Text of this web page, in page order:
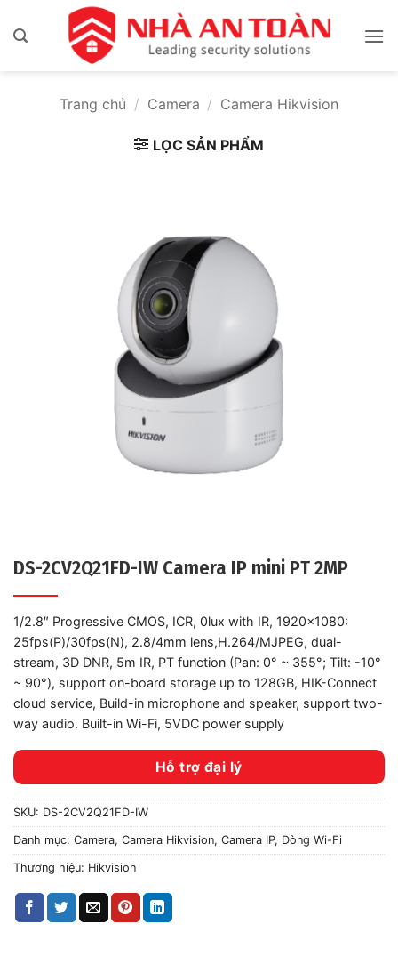
qua
Trang chủ / Camera / Camera Hikvision
LỌC SẢN PHẨM
DS-2CV2Q21FD-IW Camera IP mini PT 2MP
1/2.8″ Progressive CMOS, ICR, 0lux with IR, 1920×1080:
25fps(P)/30fps(N), 2.8/4mm lens,H.264/MJPEG, dual-
stream, 3D DNR, 5m IR, PT function (Pan: 0° ~ 355°; Tilt: -10°
~ 90°), support on-board storage up to 128GB, HIK-Connect
cloud service, Build-in microphone and speaker, support two-
way audio. Built-in Wi-Fi, 5VDC power supply
Hỗ trợ đại lý
SKU: DS-2CV2Q21FD-IW
Danh mục: Camera, Camera Hikvision, Camera IP, Dòng Wi-Fi
Thương hiệu: Hikvision